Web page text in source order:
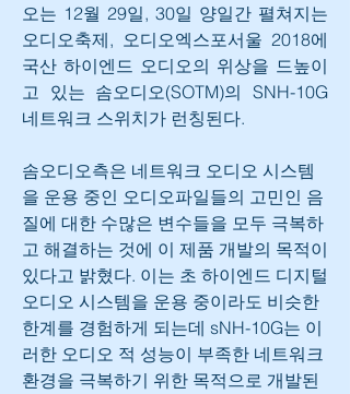
오는 12월 29일, 30일 양일간 펼쳐지는
오디오축제, 오디오엑스포서울 2018에
국산 하이엔드 오디오의 위상을 드높이
고 있는 솜오디오(SOTM)의 SNH-10G
네트워크 스위치가 런칭된다.
솜오디오측은 네트워크 오디오 시스템
을 운용 중인 오디오파일들의 고민인 음
질에 대한 수많은 변수들을 모두 극복하
고 해결하는 것에 이 제품 개발의 목적이
있다고 밝혔다. 이는 초 하이엔드 디지털
오디오 시스템을 운용 중이라도 비슷한
한계를 경험하게 되는데 sNH-10G는 이
러한 오디오 적 성능이 부족한 네트워크
환경을 극복하기 위한 목적으로 개발된